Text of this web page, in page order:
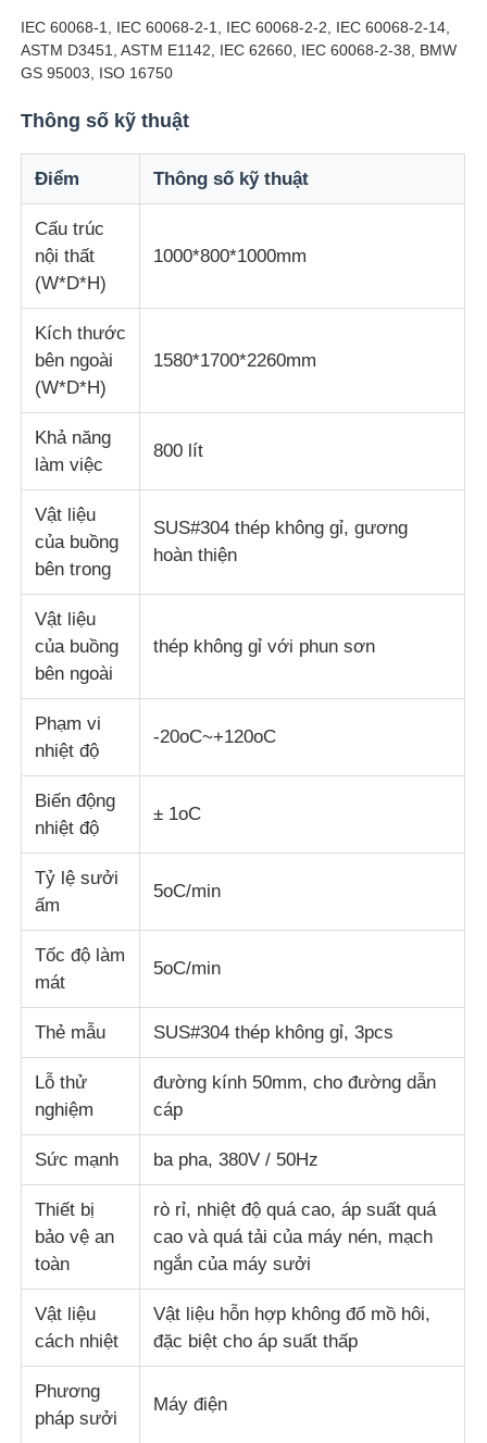
Máy kiểm tra tác động
Máy thử abrasion
thiết bị kiểm tra cao su
Thiết bị kiểm tra giày dép
Thiết bị thử nghiệm vật liệu xây dựng
Thiết bị thử nghiệm bao bì
Thiết bị thử nghiệm chất dán
máy kiểm tra vải
Bộ điều khiển nhiệt độ và độ ẩm
máy đo độ cứng
IEC 60068-1, IEC 60068-2-1, IEC 60068-2-2, IEC 60068-2-14,
ASTM D3451, ASTM E1142, IEC 62660, IEC 60068-2-38, BMW
GS 95003, ISO 16750
Thông số kỹ thuật
Điểm Thông số kỹ thuật
Cấu trúc
nội thất
(W*D*H)
1000*800*1000mm
Kích thước
bên ngoài
(W*D*H)
1580*1700*2260mm
Khả năng
làm việc
800 lít
Vật liệu
của buồng
bên trong
SUS#304 thép không gỉ, gương
hoàn thiện
Vật liệu
của buồng
bên ngoài
thép không gỉ với phun sơn
Phạm vi
nhiệt độ
-20oC~+120oC
Biến động
nhiệt độ
± 1oC
Tỷ lệ sưởi
ấm
5oC/min
Tốc độ làm
mát
5oC/min
Thẻ mẫu SUS#304 thép không gỉ, 3pcs
Lỗ thử
nghiệm
đường kính 50mm, cho đường dẫn
cáp
Sức mạnh ba pha, 380V / 50Hz
Thiết bị
bảo vệ an
toàn
rò rỉ, nhiệt độ quá cao, áp suất quá
cao và quá tải của máy nén, mạch
ngắn của máy sưởi
Vật liệu
cách nhiệt
Vật liệu hỗn hợp không đổ mồ hôi,
đặc biệt cho áp suất thấp
Phương
pháp sưởi
Máy điện